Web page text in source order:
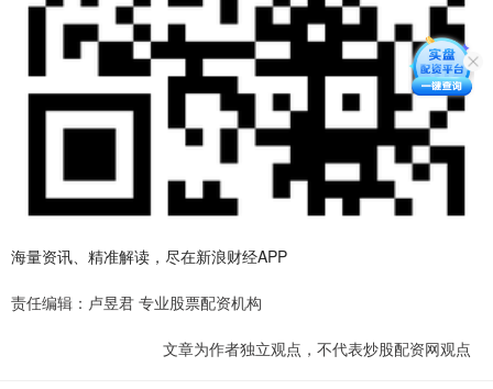
海量资讯、精准解读，尽在新浪财经APP
责任编辑：卢昱君 专业股票配资机构
文章为作者独立观点，不代表炒股配资网观点